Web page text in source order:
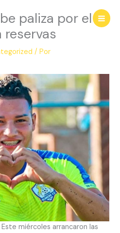
paliza por el
reservas
/ Por
miércoles arrancaron las